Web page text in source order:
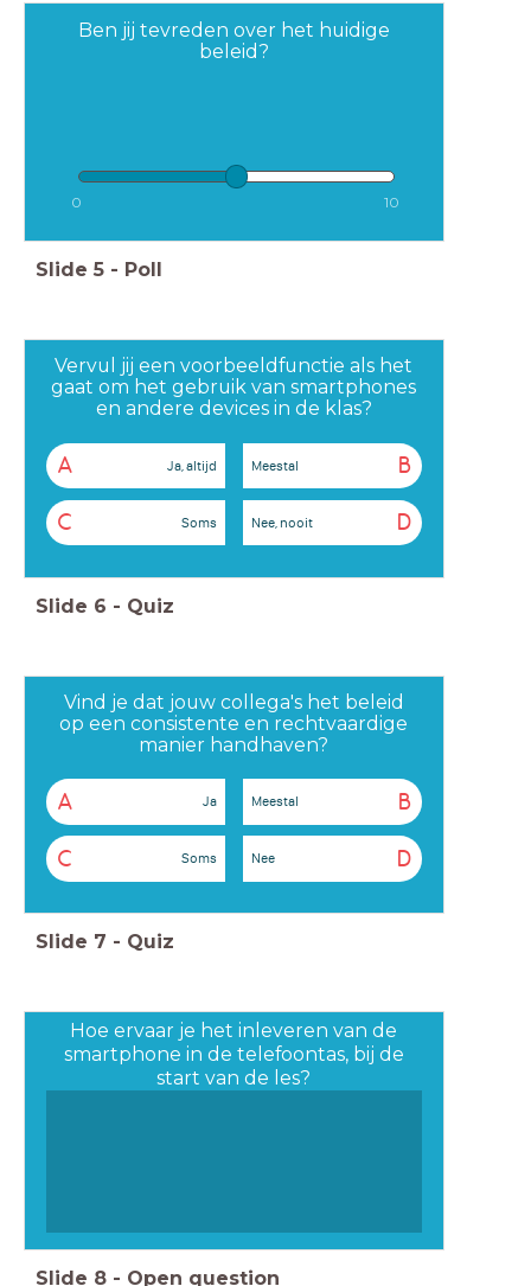
Ben jij tevreden over het huidige
beleid?
0 10
Slide 5 - Poll
Vervul jij een voorbeeldfunctie als het
gaat om het gebruik van smartphones
en andere devices in de klas?
A Ja, altijd B
Meestal
C Soms D
Nee, nooit
Slide 6 - Quiz
Vind je dat jouw collega's het beleid
op een consistente en rechtvaardige
manier handhaven?
A Ja B
Meestal
C Soms D
Nee
Slide 7 - Quiz
Hoe ervaar je het inleveren van de
smartphone in de telefoontas, bij de
start van de les?
Slide 8 - Open question